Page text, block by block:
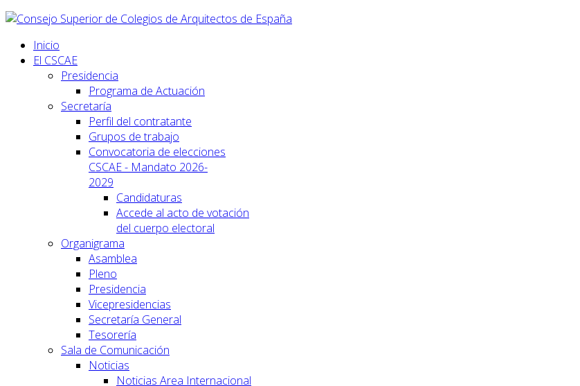
Inicio
El CSCAE
Presidencia
Programa de Actuación
Secretaría
Perfil del contratante
Grupos de trabajo
Convocatoria de elecciones
CSCAE - Mandato 2026-
2029
Candidaturas
Accede al acto de votación
del cuerpo electoral
Organigrama
Asamblea
Pleno
Presidencia
Vicepresidencias
Secretaría General
Tesorería
Sala de Comunicación
Noticias
Noticias Area Internacional